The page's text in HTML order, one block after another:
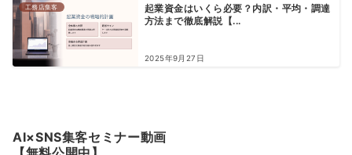
工務店集客
起業資金はいくら必要？内訳・平均・調達
方法まで徹底解説【...
2025年9月27日
AI×SNS集客セミナー動画